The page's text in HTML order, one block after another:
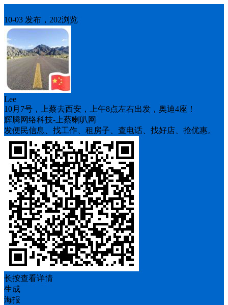
10-03 发布，202浏览
Lee
10月7号，上蔡去西安，上午8点左右出发，奥迪4座！
辉腾网络科技-上蔡喇叭网
发便民信息、找工作、租房子、查电话、找好店、抢优惠。
长按查看详情
生成
海报